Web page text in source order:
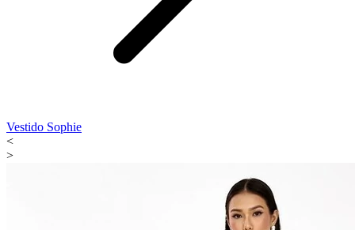
Vestido Sophie
<
>